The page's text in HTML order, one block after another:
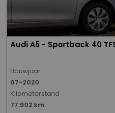
Audi A5 - Sportback 40
Bouwjaar
07-2020
Kilometerstand
77.902 km